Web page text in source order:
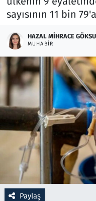
sayısının 11 bin
HAZAL MIHRACE
MUHABIR
Paylaş
Memur ve Kamu
Otomobil
Oyun
Ramazan
Resmi İlanlar
Rüya Tabirleri
Sağlık